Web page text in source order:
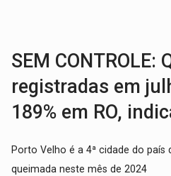
SEM CONTROLE:
registradas em
189% em RO,
Porto Velho é a 4ª cidade do
queimada neste mês de 2024